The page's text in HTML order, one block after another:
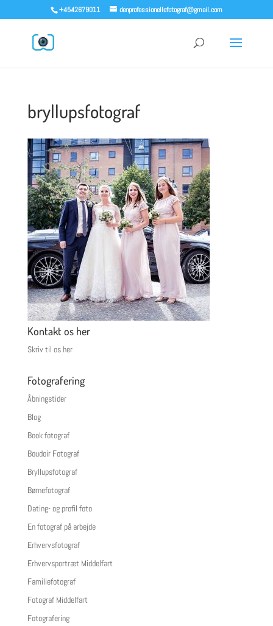
+4542679011 denprofessionellefotograf@gmail.com
bryllupsfotograf
Kontakt os her
Skriv til os her
Fotografering
Åbningstider
Blog
Book fotograf
Boudoir Fotograf
Bryllupsfotograf
Børnefotograf
Dating- og profil foto
En fotograf på arbejde
Erhvervsfotograf
Erhvervsportræt Middelfart
Familiefotograf
Fotograf Middelfart
Fotografering